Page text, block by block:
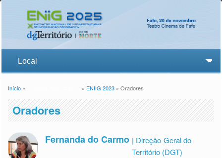
Está aqui
Início » » ENIIG 2023» Oradores
Oradores
Fernanda do Carmo | Direção-Geral do
Território (DGT)